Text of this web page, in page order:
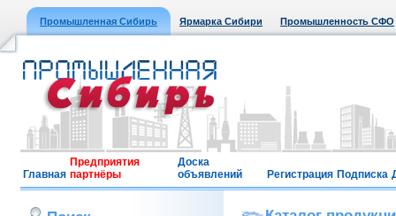
Промышленная Сибирь Ярмарка Сибири Промышленность СФО
Главная
Предприятия
партнёры
Доска
объявлений
Регистрация Подписка